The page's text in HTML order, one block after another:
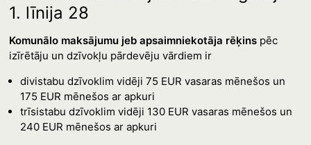
1. līnija 28
Komunālo maksājumu jeb apsaimniekotāja rēķinspēc
izīrētāju un dzīvokļu pārdevēju vārdiem ir
divistabu dzīvoklim vidēji 75 EUR vasaras mēnešos un
175 EUR mēnešos ar apkuri
trīsistabu dzīvoklim vidēji 130 EUR vasaras mēnešos un
240 EUR mēnešos ar apkuri